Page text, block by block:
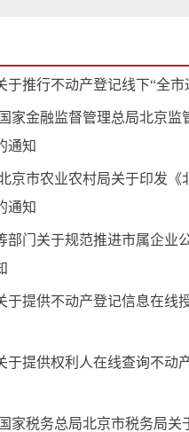
推行不动产登记线下“全市
家金融监督管理总局北京监
通知
京市农业农村局关于印发《
通知
部门关于规范推进市属企业
于提供不动产登记信息在线
于提供权利人在线查询不动
家税务总局北京市税务局关